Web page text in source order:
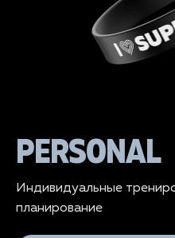
PERSONAL
Индивидуальные
планирование